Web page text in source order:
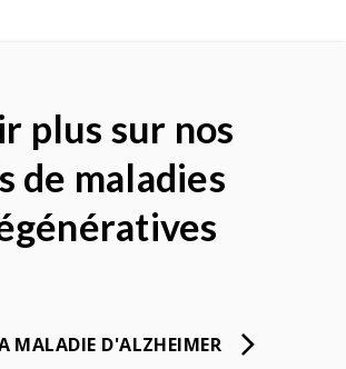
plus sur nos
de maladies
MALADIE D'ALZHEIMER